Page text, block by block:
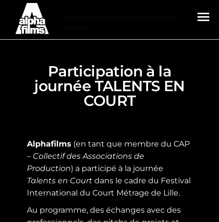
Participation à la
journée TALENTS EN
COURT
Alphafilms (en tant que membre du CAP
– Collectif des Associations de
Production) a participé à la journée
Talents en Court dans le cadre du Festival
International du Court Métrage de Lille.
Au programme, des échanges avec des